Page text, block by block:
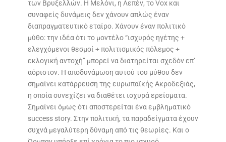
των Βρυξελλών. Η Μελόνι, η Λεπέν, το Vox και
συναφείς δυνάμεις δεν χάνουν απλώς έναν
διαπραγματευτικό εταίρο. Χάνουν έναν πολιτικό
μύθο: την ιδέα ότι το μοντέλο “ισχυρός ηγέτης +
ελεγχόμενοι θεσμοί + πολιτισμικός πόλεμος +
εκλογική αντοχή” μπορεί να διατηρείται σχεδόν επ’
αόριστον. Η αποδυνάμωση αυτού του μύθου δεν
σημαίνει κατάρρευση της ευρωπαϊκής Ακροδεξιάς,
η οποία συνεχίζει να διαθέτει ισχυρά ερείσματα.
Σημαίνει όμως ότι αποστερείται ένα εμβληματικό
success story. Στην πολιτική, τα παραδείγματα έχουν
συχνά μεγαλύτερη δύναμη από τις θεωρίες. Και ο